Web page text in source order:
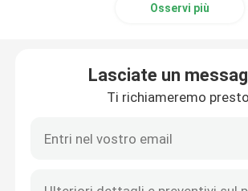
Cannucce biodegradabiliOsservi più
Lasciate un
Ti richiameremo